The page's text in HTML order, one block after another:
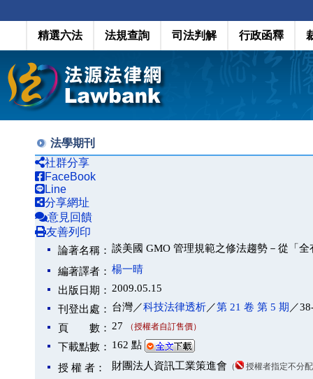
精選六法 法規查詢 司法判解 行政函釋
法學期刊
社群分享
FaceBook
Line
分享網址
意見回饋
友善列印
論著名稱： 談美國 GMO 管理規範之修法趨勢－從「
編著譯者： 楊一晴
出版日期： 2009.05.15
刊登出處： 台灣／科技法律透析／第 21 卷 第 5 期 ／
頁 數： 27 （授權者自訂售價）
下載點數： 162 點
授 權 者： 財團法人資訊工業策進會 （ 授權者指定不分